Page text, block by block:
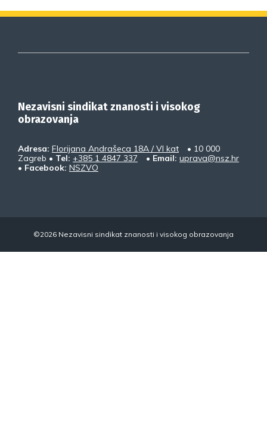
Nezavisni sindikat znanosti i visokog
obrazovanja
Adresa: Florijana Andrašeca 18A / VI kat
• 10 000
Zagreb • Tel: +385 1 4847 337 • Email: uprava@nsz.hr
• Facebook: NSZVO
©2026 Nezavisni sindikat znanosti i visokog obrazovanja